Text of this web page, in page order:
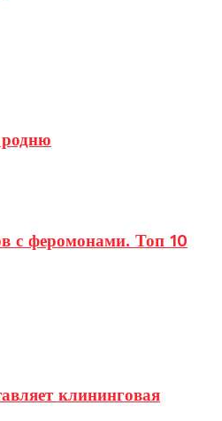
с феромонами. Топ 10
клининговая